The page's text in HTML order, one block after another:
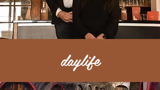
daylife